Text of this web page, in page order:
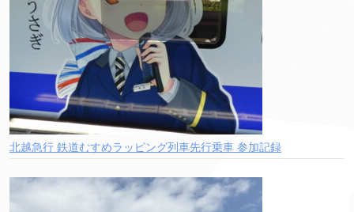
北越急行 鉄道むすめラッピング列車先行乗車 参加記録